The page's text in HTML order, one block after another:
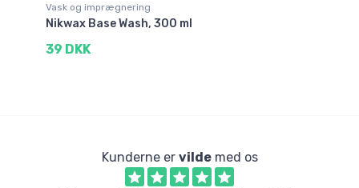
Vask og imprægnering
Nikwax Base Wash, 300 ml
39 DKK
Kunderne er vildemed os